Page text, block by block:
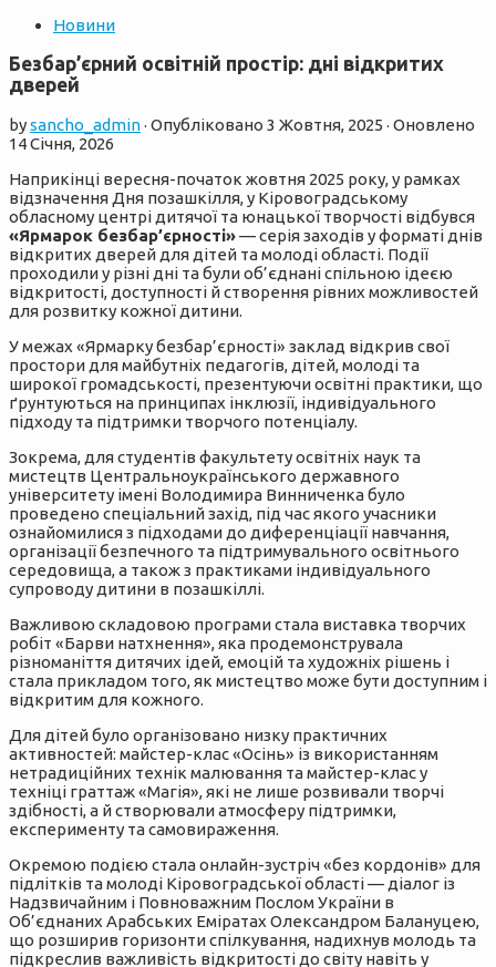
Новини
Безбар’єрний освітній простір: дні відкритих
дверей
bysancho_admin· Опубліковано 3 Жовтня, 2025 · Оновлено
14 Січня, 2026
Наприкінці вересня-початок жовтня 2025 року, у рамках
відзначення Дня позашкілля, у Кіровоградському
обласному центрі дитячої та юнацької творчості відбувся
«Ярмарок безбар’єрності»— серія заходів у форматі днів
відкритих дверей для дітей та молоді області. Події
проходили у різні дні та були об’єднані спільною ідеєю
відкритості, доступності й створення рівних можливостей
для розвитку кожної дитини.
У межах «Ярмарку безбар’єрності» заклад відкрив свої
простори для майбутніх педагогів, дітей, молоді та
широкої громадськості, презентуючи освітні практики, що
ґрунтуються на принципах інклюзії, індивідуального
підходу та підтримки творчого потенціалу.
Зокрема, для студентів факультету освітніх наук та
мистецтв Центральноукраїнського державного
університету імені Володимира Винниченка було
проведено спеціальний захід, під час якого учасники
ознайомилися з підходами до диференціації навчання,
організації безпечного та підтримувального освітнього
середовища, а також з практиками індивідуального
супроводу дитини в позашкіллі.
Важливою складовою програми стала виставка творчих
робіт «Барви натхнення», яка продемонструвала
різноманіття дитячих ідей, емоцій та художніх рішень і
стала прикладом того, як мистецтво може бути доступним і
відкритим для кожного.
Для дітей було організовано низку практичних
активностей: майстер-клас «Осінь» із використанням
нетрадиційних технік малювання та майстер-клас у
техніці граттаж «Магія», які не лише розвивали творчі
здібності, а й створювали атмосферу підтримки,
експерименту та самовираження.
Окремою подією стала онлайн-зустріч «без кордонів» для
підлітків та молоді Кіровоградської області — діалог із
Надзвичайним і Повноважним Послом України в
Об’єднаних Арабських Еміратах Олександром Балануцею,
що розширив горизонти спілкування, надихнув молодь та
підкреслив важливість відкритості до світу навіть у